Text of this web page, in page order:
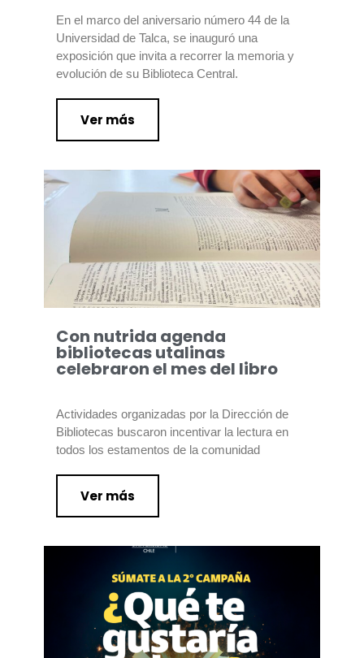
En el marco del aniversario número 44 de la
Universidad de Talca, se inauguró una
exposición que invita a recorrer la memoria y
evolución de su Biblioteca Central.
Ver más
Con nutrida agenda
bibliotecas utalinas
celebraron el mes del libro
Actividades organizadas por la Dirección de
Bibliotecas buscaron incentivar la lectura en
todos los estamentos de la comunidad
Ver más